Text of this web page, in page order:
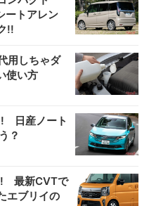
トアレン
!!
用しちゃダ
使い方
日産ノート
？
最新CVTで
エブリイの